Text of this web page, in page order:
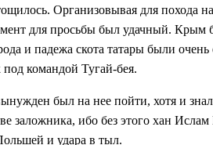
Организовывая для
для просьбы был удачный. Крым
и падежа скота татары были
командой Тугай-бея.
был на нее пойти, хотя и
ибо без этого хан
и удара в тыл.